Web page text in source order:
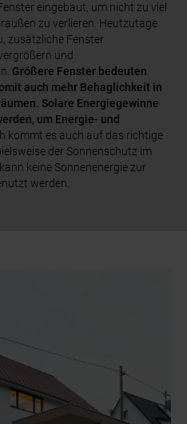
eingebaut, um nicht zu viel
zu verlieren. Heutzutage
zusätzliche Fenster
und
Größere Fenster bedeuten
auch mehr Behaglichkeit in
Solare Energiegewinne
um Energie- und
kommt es auch auf das richtige
der Sonnenschutz im
keine Sonnenenergie zur
werden.